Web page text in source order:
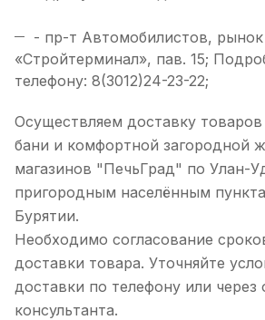
- пр-т Автомобилистов, рынок
«Стройтерминал», пав. 15;
телефону: 8(3012)24-23-22;
Осуществляем доставку
бани и комфортной загородной
магазинов "ПечьГрад" по Улан-
пригородным населённым
Бурятии.
Необходимо согласование
доставки товара. Уточняйте
доставки по телефону или через
консультанта.